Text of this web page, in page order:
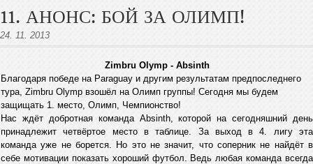
11. АНОНС: БОЙ ЗА ОЛИМП!
24. 11. 2013
Zimbru Olymp - Absinth
Благодаря победе на Paraguay и другим результатам предпоследнего
тура, Zimbru Olymp взошёл на Олимп группы! Сегодня мы будем
защищать 1. место, Олимп, Чемпионство!
Нас ждёт добротная команда Absinth, которой на сегодняшний день
принадлежит четвёртое место в таблице. За выход в 4. лигу эта
команда уже не борется. Но это не значит, что соперник не найдёт в
себе мотивации показать хороший футбол. Ведь любая команда всегда